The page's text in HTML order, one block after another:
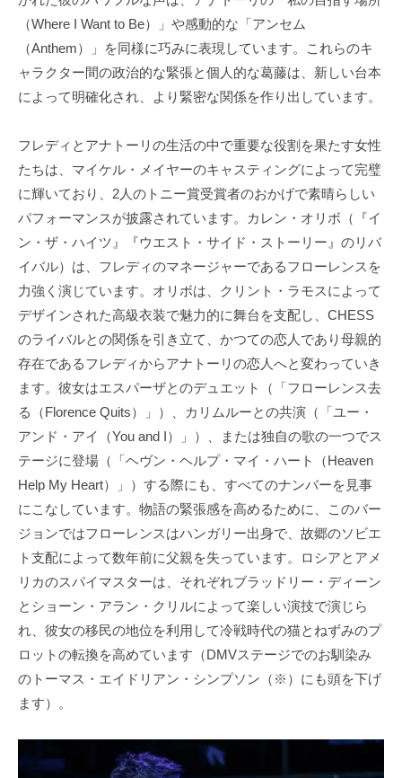
（Where I Want to Be）」や感動的な「アンセム
（Anthem）」を同様に巧みに表現しています。これらのキ
ャラクター間の政治的な緊張と個人的な葛藤は、新しい台本
によって明確化され、より緊密な関係を作り出しています。
フレディとアナトーリの生活の中で重要な役割を果たす女性
たちは、マイケル・メイヤーのキャスティングによって完璧
に輝いており、2人のトニー賞受賞者のおかげで素晴らしい
パフォーマンスが披露されています。カレン・オリボ（『イ
ン・ザ・ハイツ』『ウエスト・サイド・ストーリー』のリバ
イバル）は、フレディのマネージャーであるフローレンスを
力強く演じています。オリボは、クリント・ラモスによって
デザインされた高級衣装で魅力的に舞台を支配し、CHESS
のライバルとの関係を引き立て、かつての恋人であり母親的
存在であるフレディからアナトーリの恋人へと変わっていき
ます。彼女はエスパーザとのデュエット（「フローレンス去
る（Florence Quits）」）、カリムルーとの共演（「ユー・
アンド・アイ（You and I）」）、または独自の歌の一つでス
テージに登場（「ヘヴン・ヘルプ・マイ・ハート（Heaven
Help My Heart）」）する際にも、すべてのナンバーを見事
にこなしています。物語の緊張感を高めるために、このバー
ジョンではフローレンスはハンガリー出身で、故郷のソビエ
ト支配によって数年前に父親を失っています。ロシアとアメ
リカのスパイマスターは、それぞれブラッドリー・ディーン
とショーン・アラン・クリルによって楽しい演技で演じら
れ、彼女の移民の地位を利用して冷戦時代の猫とねずみのプ
ロットの転換を高めています（DMVステージでのお馴染み
のトーマス・エイドリアン・シンプソン（※）にも頭を下げ
ます）。